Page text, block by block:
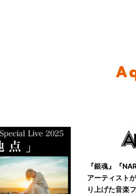
『銀魂』『
アーティスト
り上げた音楽